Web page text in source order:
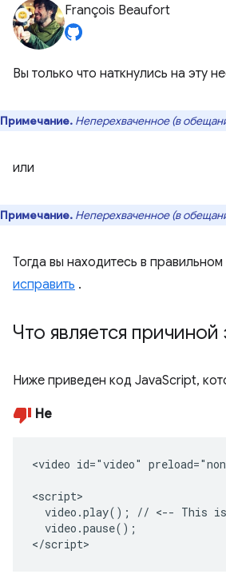
François Beaufort
Вы только что наткнулись на эту
Примечание. Неперехваченное (в
или
Примечание. Неперехваченное (в
Тогда вы находитесь в
исправить .
Что является причиной
Ниже приведен код JavaScript,
Не
<video id="video"
<script>
video.play(); // <-- This
  video.pause();
</script>